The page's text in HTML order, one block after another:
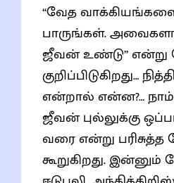
“வேத
பாருங்கள்.
ஜீவன் உண்டு” என்று
குறிப்பிடுகிறது…
என்றால் என்ன?…
ஜீவன் புல்லுக்கு
வரை என்று
கூறுகிறது. இன்னும்